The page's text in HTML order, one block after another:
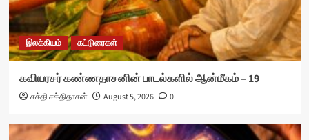
இலக்கியம் கட்டுரைகள்
கவியரசர் கண்ணதாசனின் பாடல்களில் ஆன்மீகம் – 19
சக்தி சக்திதாசன் August 5, 2026 0